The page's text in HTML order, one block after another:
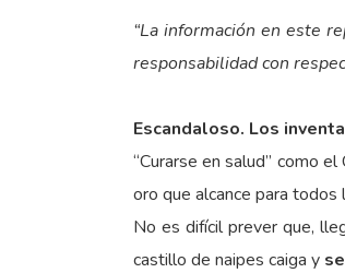
“La información en este
responsabilidad con
Escandaloso. Los
“Curarse en salud” como
oro que alcance para
No es difícil prever que,
castillo de naipes caiga y